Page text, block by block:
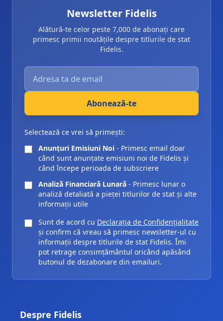
Newsletter Fidelis
Alătură-te celor peste 7,000 de abonați care
primesc primii noutățile despre titlurile de stat
Fidelis.
Introdu adresa ta de email pentru abonarea la
Abonează-te
Selectează ce vrei să primești:
Anunțuri Emisiuni Noi - Primesc email doar
când sunt anunțate emisiuni noi de Fidelis și
când începe perioada de subscriere
Analiză Financiară Lunară - Primesc lunar o
analiză detaliată a pieței titlurilor de stat și alte
informații utile
Sunt de acord cu Declarația de Confidențialitate
și confirm că vreau să primesc newsletter-ul cu
informații despre titlurile de stat Fidelis. Îmi
pot retrage consimțământul oricând apăsând
butonul de dezabonare din emailuri.
Despre Fidelis